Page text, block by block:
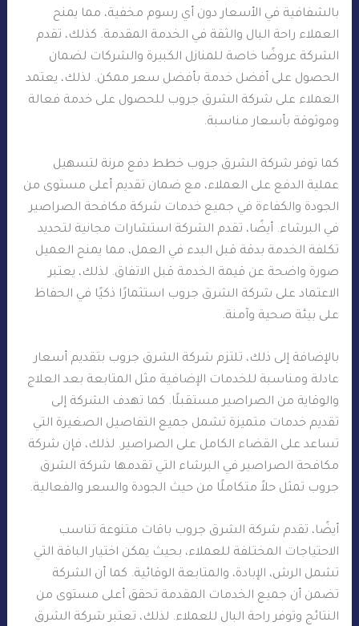
بالشفافية في الأسعار دون أي رسوم مخفية، مما يمنح
العملاء راحة البال والثقة في الخدمة المقدمة. كذلك، تقدم
الشركة عروضًا خاصة للمنازل الكبيرة والشركات لضمان
الحصول على أفضل خدمة بأفضل سعر ممكن. لذلك، يعتمد
العملاء على شركة الشرق جروب للحصول على خدمة فعالة
وموثوقة بأسعار مناسبة.
كما توفر شركة الشرق جروب خطط دفع مرنة لتسهيل
عملية الدفع على العملاء، مع ضمان تقديم أعلى مستوى من
الجودة والكفاءة في جميع خدمات شركة مكافحة الصراصير
في البرشاء. أيضًا، تقدم الشركة استشارات مجانية لتحديد
تكلفة الخدمة بدقة قبل البدء في العمل، مما يمنح العميل
صورة واضحة عن قيمة الخدمة قبل الاتفاق. لذلك، يعتبر
الاعتماد على شركة الشرق جروب استثمارًا ذكيًا في الحفاظ
على بيئة صحية وآمنة.
بالإضافة إلى ذلك، تلتزم شركة الشرق جروب بتقديم أسعار
عادلة ومناسبة للخدمات الإضافية مثل المتابعة بعد العلاج
والوقاية من الصراصير مستقبلًا. كما تهدف الشركة إلى
تقديم خدمات متميزة تشمل جميع التفاصيل الصغيرة التي
تساعد على القضاء الكامل على الصراصير. لذلك، فإن شركة
مكافحة الصراصير في البرشاء التي تقدمها شركة الشرق
جروب تمثل حلاً متكاملًا من حيث الجودة والسعر والفعالية.
أيضًا، تقدم شركة الشرق جروب باقات متنوعة تناسب
الاحتياجات المختلفة للعملاء، بحيث يمكن اختيار الباقة التي
تشمل الرش، الإبادة، والمتابعة الوقائية. كما أن الشركة
تضمن أن جميع الخدمات المقدمة تحقق أعلى مستوى من
النتائج وتوفر راحة البال للعملاء. لذلك، تعتبر شركة الشرق